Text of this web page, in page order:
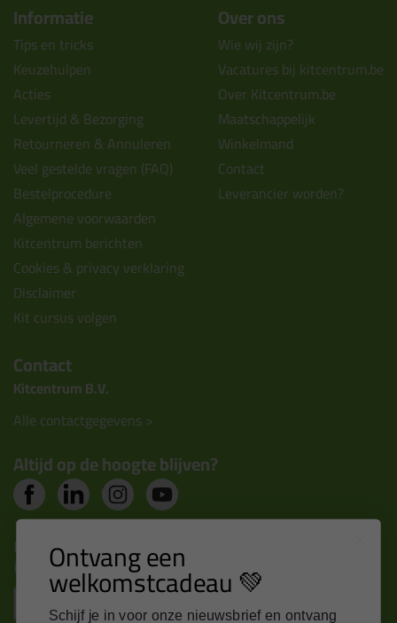
Informatie
Tips en tricks
Keuzehulpen
Acties
Levertijd & Bezorging
Retourneren & Annuleren
Veel gestelde vragen (FAQ)
Bestelprocedure
Algemene voorwaarden
Kitcentrum berichten
Cookies & privacy verklaring
Disclaimer
Kit cursus volgen
Over ons
Wie wij zijn?
Vacatures bij kitcentrum.be
Over Kitcentrum.be
Maatschappelijk
Winkelmand
Contact
Leverancier worden?
Contact
Kitcentrum B.V.
Alle contactgegevens >
Altijd op de hoogte blijven?
Nieuws, tips en exclusieve deals rechtstreeks in je
inbox Ontvang een
welkomstcadeau 💚
Schijf je in voor onze nieuwsbrief en ontvang